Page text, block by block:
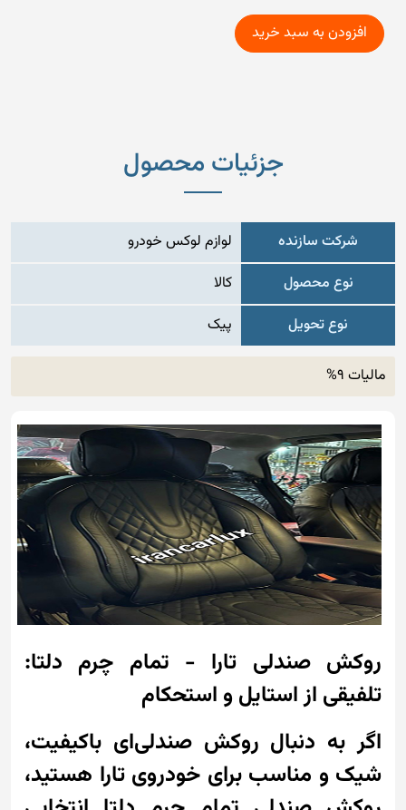
جزئیات محصول
شرکت سازنده
لوازم لوکس خودرو
نوع محصول
کالا
نوع تحویل
پیک
مالیات 9%
روکش صندلی تارا - تمام چرم دلتا:
تلفیقی از استایل و استحکام
اگر به دنبال روکش صندلی‌ای باکیفیت،
شیک و مناسب برای خودروی تارا هستید،